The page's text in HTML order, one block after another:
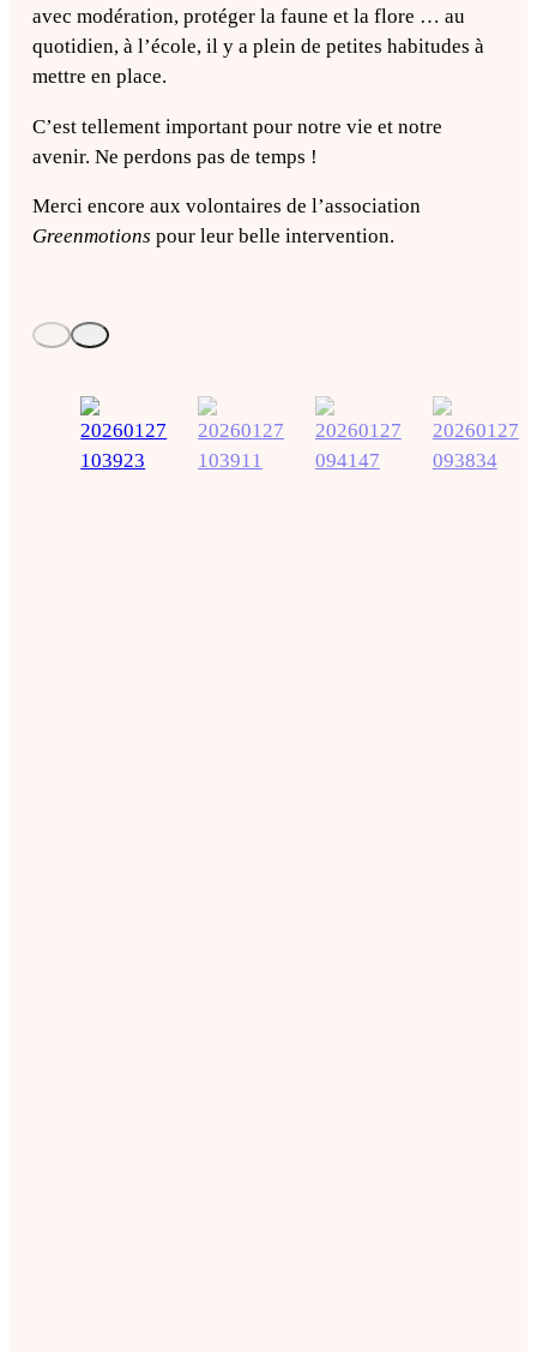
avec modération, protéger la faune et la flore … au
quotidien, à l’école, il y a plein de petites habitudes à
mettre en place.
C’est tellement important pour notre vie et notre
avenir. Ne perdons pas de temps !
Merci encore aux volontaires de l’association
Greenmotions pour leur belle intervention.